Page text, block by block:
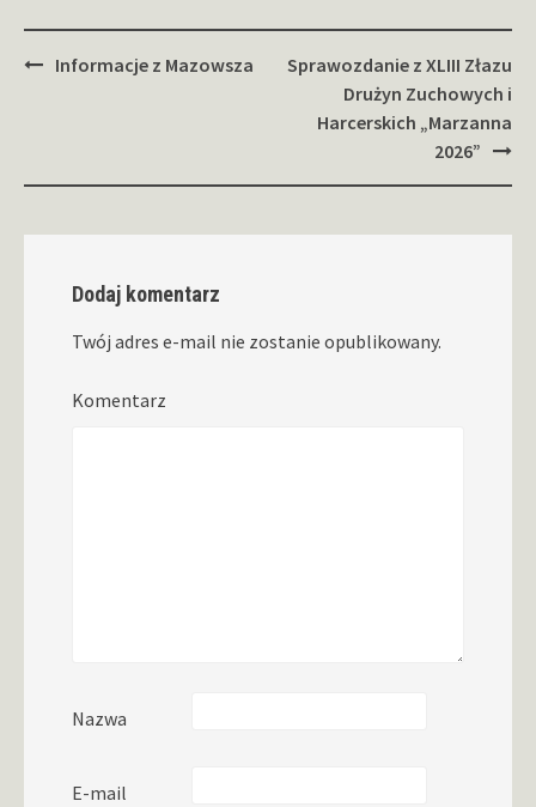
Zobacz
Informacje z Mazowsza
Sprawozdanie z XLIII Złazu
Drużyn Zuchowych i
Harcerskich „Marzanna
2026”
Dodaj komentarz
Twój adres e-mail nie zostanie opublikowany.
Komentarz
Nazwa
E-mail